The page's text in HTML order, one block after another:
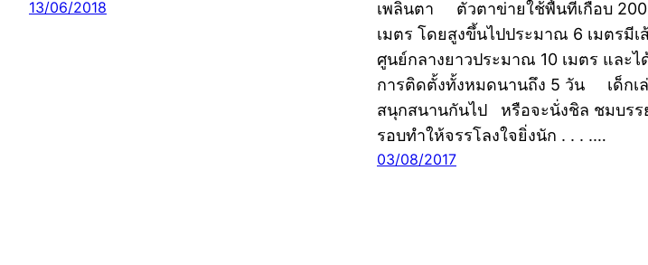
13/06/2018
เพลินตา ตัวตาข่ายใช้พื้นที่เกือบ 200
เมตร โดยสูงขึ้นไปประมาณ 6 เมตรมีเ
ศูนย์กลางยาวประมาณ 10 เมตร และไ
การติดตั้งทั้งหมดนานถึง 5 วัน เด็กเ
สนุกสนานกันไป หรือจะนั่งชิล ชมบรร
รอบทำให้จรรโลงใจยิ่งนัก . . . .…
03/08/2017